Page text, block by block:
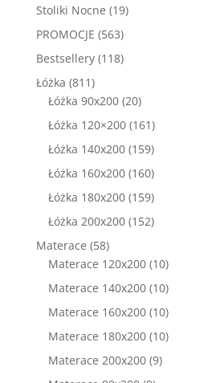
produktów
Stoliki Nocne 1919
PROMOCJE 563563
produkty
Bestsellery 118118
Łóżka 811811
produktów
Łóżka 90x200 2020
produktów
Łóżka 120×200 161161
produktów
Łóżka 140x200 159159
produktów
Łóżka 160x200 160160
produktów
Łóżka 180x200 159159
produktów
Łóżka 200x200 152152
Materace 5858
produktów
Materace 120x200 1010
produktów
Materace 140x200 1010
produktów
Materace 160x200 1010
produktów
Materace 180x200 1010
Materace 200x200 99